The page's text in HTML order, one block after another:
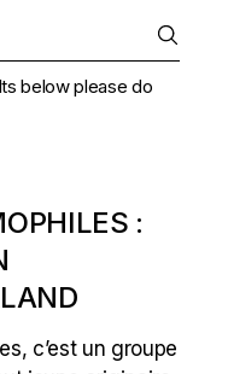
below please do
:
c’est un groupe